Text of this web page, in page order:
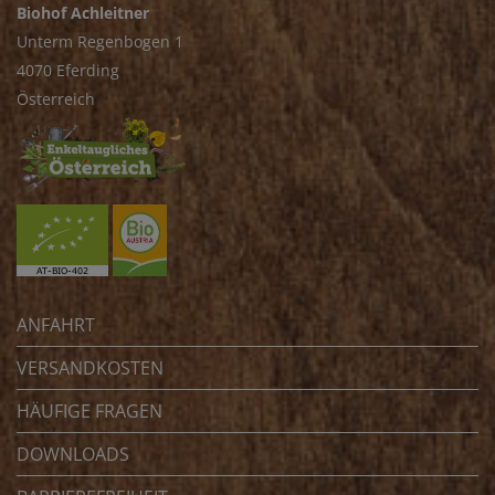
Biohof Achleitner
Unterm Regenbogen 1
4070 Eferding
Österreich
ANFAHRT
VERSANDKOSTEN
HÄUFIGE FRAGEN
DOWNLOADS